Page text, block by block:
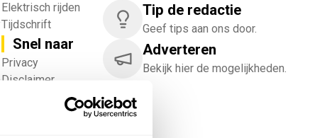
Elektrisch rijden
Tijdschrift
Snel naar
Privacy
Disclaimer
Tip de redactie
Geef tips aan ons door.
Adverteren
Bekijk hier de mogelijkheden.